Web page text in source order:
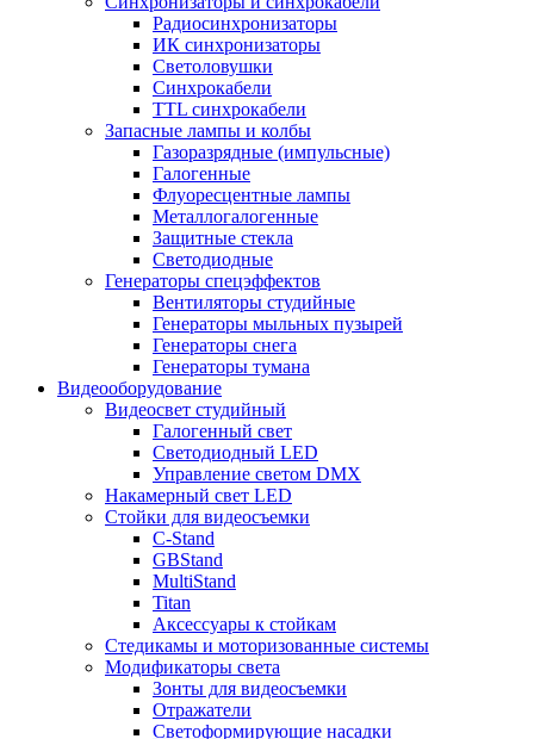
Радиосинхронизаторы
ИК синхронизаторы
Светоловушки
Синхрокабели
TTL синхрокабели
Запасные лампы и колбы
Газоразрядные (импульсные)
Галогенные
Флуоресцентные лампы
Металлогалогенные
Защитные стекла
Светодиодные
Генераторы спецэффектов
Вентиляторы студийные
Генераторы мыльных пузырей
Генераторы снега
Генераторы тумана
Видеооборудование
Видеосвет студийный
Галогенный свет
Светодиодный LED
Управление светом DMX
Накамерный свет LED
Стойки для видеосъемки
C-Stand
GBStand
MultiStand
Titan
Аксессуары к стойкам
Стедикамы и моторизованные системы
Модификаторы света
Зонты для видеосъемки
Отражатели
Светоформирующие насадки